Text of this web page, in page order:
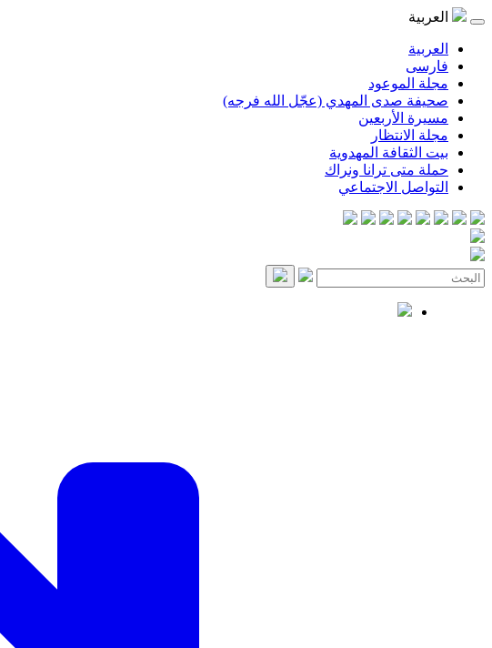
العربية
العربية
فارسی
مجلة الموعود
صحيفة صدى المهدي (عجّل الله فرجه)
مسيرة الأربعين
مجلة الانتظار
بيت الثقافة المهدوية
حملة متى ترانا ونراك
التواصل الاجتماعي